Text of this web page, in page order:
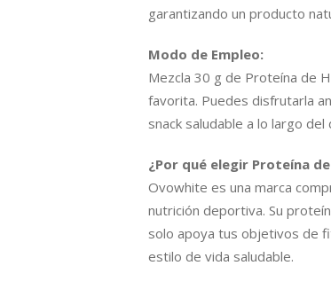
garantizando un producto
Modo de Empleo:
Mezcla 30 g de Proteína de
favorita. Puedes disfrutarla
snack saludable a lo largo del
¿Por qué elegir Proteína
Ovowhite es una marca
nutrición deportiva. Su
solo apoya tus objetivos de
estilo de vida saludable.